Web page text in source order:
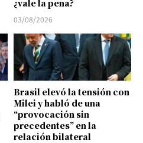
¿vale la pena?
03/08/2026
Brasil elevó la tensión con
Milei y habló de una
“provocación sin
precedentes” en la
relación bilateral